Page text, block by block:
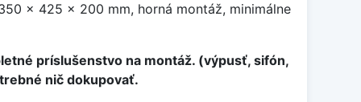
x 425 x 200 mm, horná montáž, minimálne
príslušenstvo na montáž. (výpusť, sifón,
nič dokupovať.